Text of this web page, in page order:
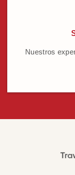
Nuestros